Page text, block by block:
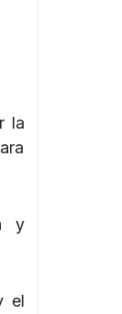
la
y
el